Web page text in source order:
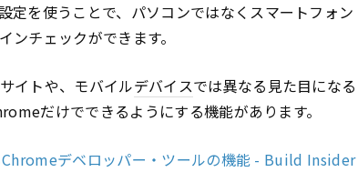
定を使うことで、パソコンではなくスマートフォン
ンチェックができます。
イトや、モバイルデバイスでは異なる見た目になる
だけでできるようにする機能があります。
デベロッパー・ツールの機能 - Build Insider